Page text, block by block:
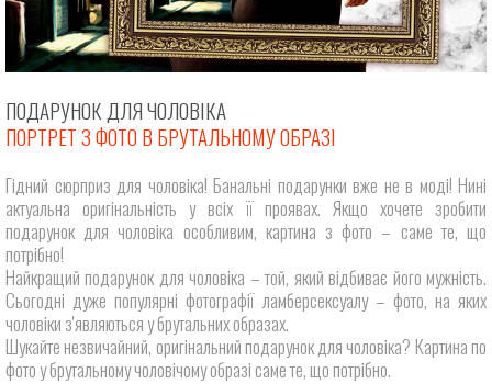
ПОДАРУНОК ДЛЯ ЧОЛОВІКА
ПОРТРЕТ З ФОТО В БРУТАЛЬНОМУ ОБРАЗІ
Гідний сюрприз для чоловіка! Банальні подарунки вже не в моді! Нині
актуальна оригінальність у всіх її проявах. Якщо хочете зробити
подарунок для чоловіка особливим, картина з фото – саме те, що
потрібно!
Найкращий подарунок для чоловіка – той, який відбиває його мужність.
Сьогодні дуже популярні фотографії ламберсексуалу – фото, на яких
чоловіки з'являються у брутальних образах.
Шукайте незвичайний, оригінальний подарунок для чоловіка? Картина по
фото у брутальному чоловічому образі саме те, що потрібно.